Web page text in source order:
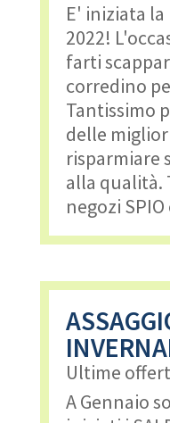
E' iniziata la
2022!
farti
corredino
Tantissimo
delle
risparmiare
alla qualità.
negozi
Ultime
A Gennaio